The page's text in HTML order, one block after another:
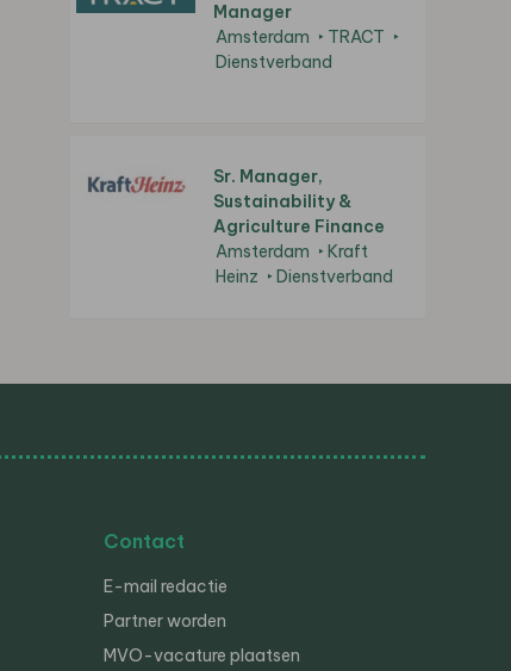
Manager
Amsterdam
TRACT
Dienstverband
Sr. Manager,
Sustainability &
Agriculture Finance
Amsterdam
Kraft
Heinz
Dienstverband
Contact
E-mail redactie
Partner worden
MVO-vacature plaatsen